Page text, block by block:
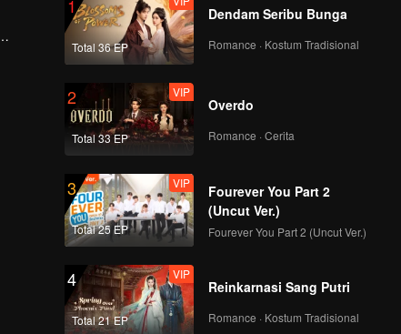
285
VIP VIP
287
VIP
289
291
VIP
292
293
VIP
294
VIP
1
Total 36 EP
Dendam Seribu Bunga
Romance · Kostum Tradisional
2
Total 33 EP
VIP
Overdo
Romance · Cerita
3
Total 25 EP
VIP
Fourever You Part 2
(Uncut Ver.)
Fourever You Part 2 (Uncut Ver.)
4
Total 21 EP
VIP
Reinkarnasi Sang Putri
Romance · Kostum Tradisional